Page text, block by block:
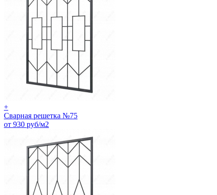
+
Сварная решетка №75
от 930 руб/м2